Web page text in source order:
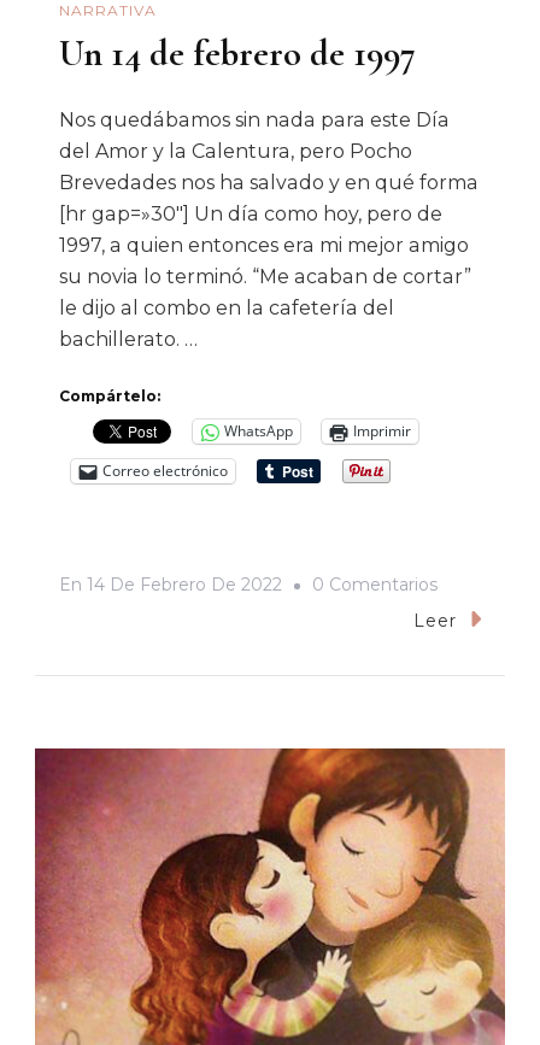
NARRATIVA
Un 14 de febrero de 1997
Nos quedábamos sin nada para este Día
del Amor y la Calentura, pero Pocho
Brevedades nos ha salvado y en qué forma
[hr gap=»30″] Un día como hoy, pero de
1997, a quien entonces era mi mejor amigo
su novia lo terminó. “Me acaban de cortar”
le dijo al combo en la cafetería del
bachillerato. …
Compártelo:
WhatsApp
Imprimir
Correo electrónico
En 14 De Febrero De 2022 0 ComentariosEn
Un
De
1997
Leer